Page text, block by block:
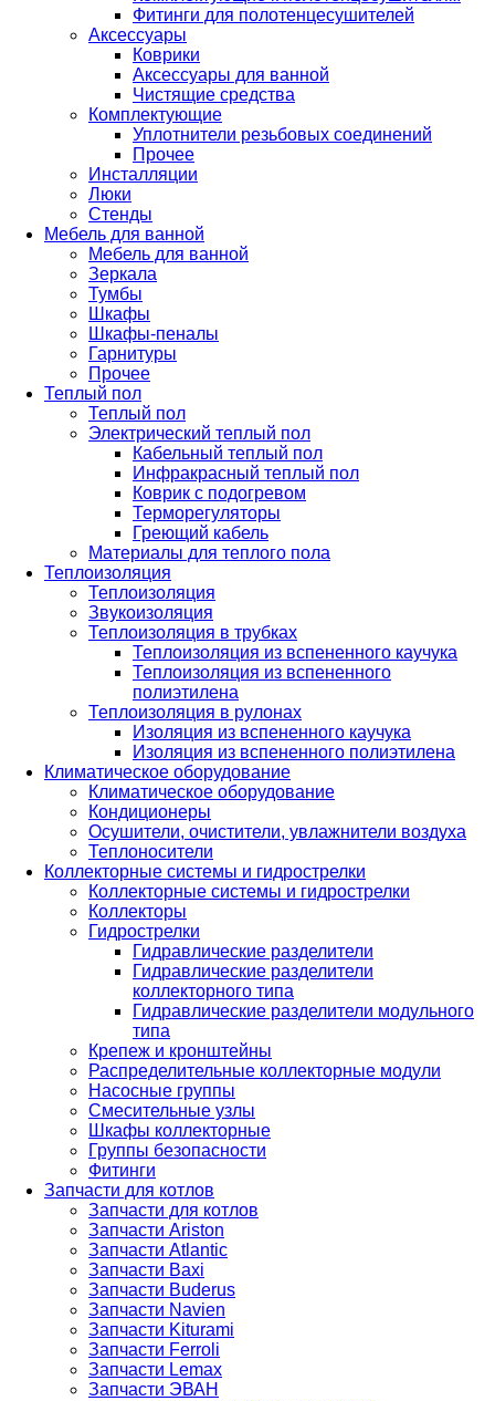
Фитинги для полотенцесушителей
Аксессуары
Коврики
Аксессуары для ванной
Чистящие средства
Комплектующие
Уплотнители резьбовых соединений
Прочее
Инсталляции
Люки
Стенды
Мебель для ванной
Мебель для ванной
Зеркала
Тумбы
Шкафы
Шкафы-пеналы
Гарнитуры
Прочее
Теплый пол
Теплый пол
Электрический теплый пол
Кабельный теплый пол
Инфракрасный теплый пол
Коврик с подогревом
Терморегуляторы
Греющий кабель
Материалы для теплого пола
Теплоизоляция
Теплоизоляция
Звукоизоляция
Теплоизоляция в трубках
Теплоизоляция из вспененного каучука
Теплоизоляция из вспененного
полиэтилена
Теплоизоляция в рулонах
Изоляция из вспененного каучука
Изоляция из вспененного полиэтилена
Климатическое оборудование
Климатическое оборудование
Кондиционеры
Осушители, очистители, увлажнители воздуха
Теплоносители
Коллекторные системы и гидрострелки
Коллекторные системы и гидрострелки
Коллекторы
Гидрострелки
Гидравлические разделители
Гидравлические разделители
коллекторного типа
Гидравлические разделители модульного
типа
Крепеж и кронштейны
Распределительные коллекторные модули
Насосные группы
Смесительные узлы
Шкафы коллекторные
Группы безопасности
Фитинги
Запчасти для котлов
Запчасти для котлов
Запчасти Ariston
Запчасти Atlantic
Запчасти Baxi
Запчасти Buderus
Запчасти Navien
Запчасти Kiturami
Запчасти Ferroli
Запчасти Lemax
Запчасти ЭВАН